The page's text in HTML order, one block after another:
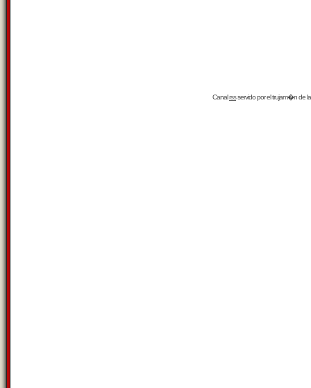
Canalrssservido por eltrujam�nde